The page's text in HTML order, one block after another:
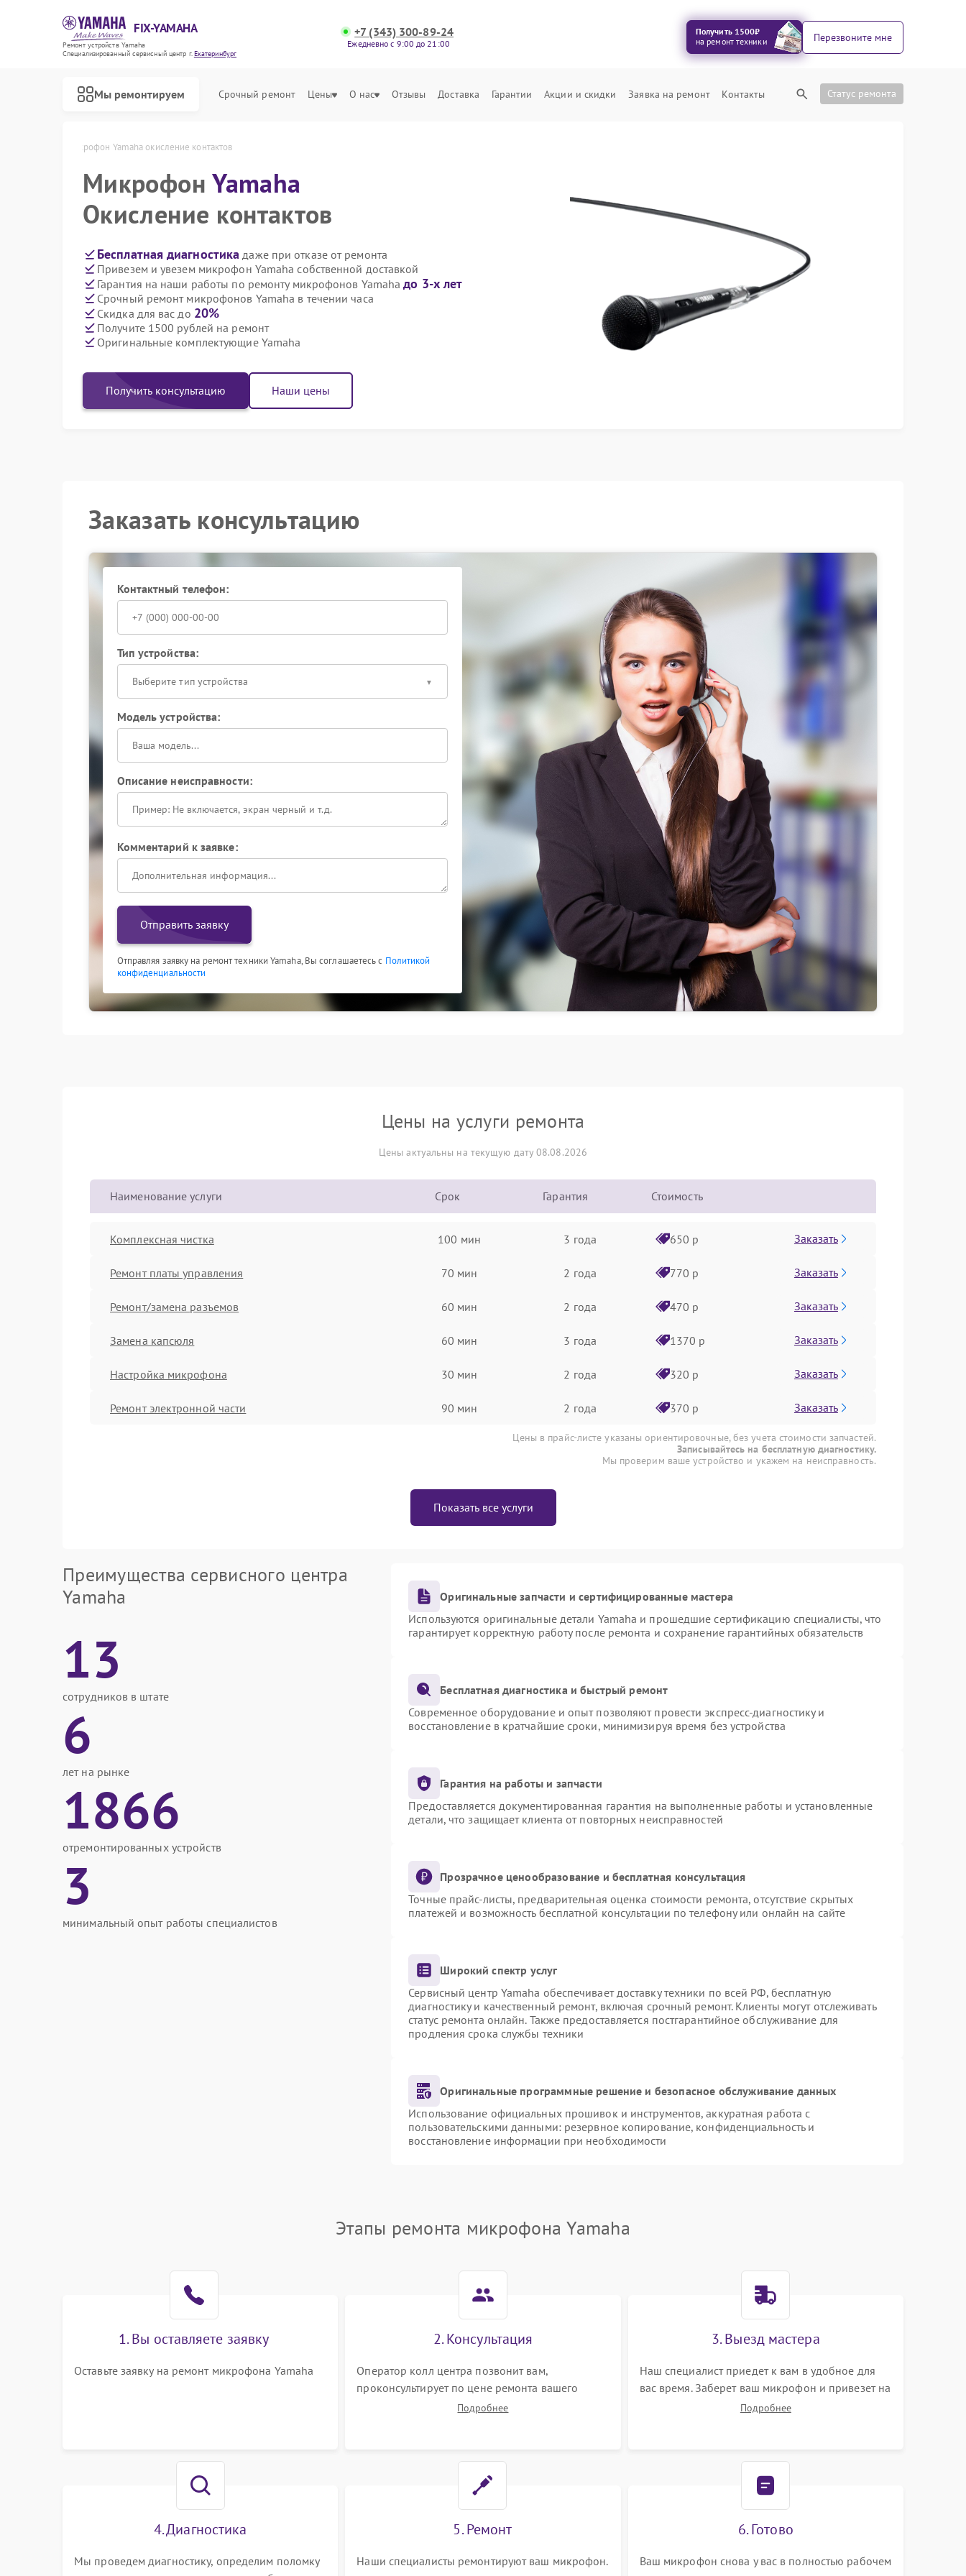
FIX-YAMAHA
Ремонт устройств Yamaha
Специализированный cервисный центр г.Екатеринбург
+7 (343) 300-89-24
Ежедневно с 9:00 до 21:00
Получить 1500₽
на ремонт техники
Перезвоните мне
Мы ремонтируем Срочный ремонт Цены О нас Отзывы Доставка Гарантии Акции и скидки Заявка на ремонт Контакты Статус ремонта
Микрофон Yamaha окисление контактов
МикрофонYamaha
Окисление контактов
Бесплатная диагностика даже при отказе от ремонта
Привезем и увезем микрофон Yamaha собственной доставкой
Гарантия на наши работы по ремонту микрофонов Yamahaдо 3-х лет
Срочный ремонт микрофонов Yamaha в течении часа
Скидка для вас до 20%
Получите 1500 рублей на ремонт
Оригинальные комплектующие Yamaha
Получить консультацию Наши цены
Заказать консультацию
Контактный телефон:
Тип устройства:
Выберите тип устройства
Модель устройства:
Описание неисправности:
Комментарий к заявке:
Отправить заявку
Отправляя заявку на ремонт техники Yamaha, Вы соглашаетесь с Политикой
конфиденциальности
Цены на услуги ремонта
Цены актуальны на текущую дату 08.08.2026
Наименование услуги Срок Гарантия Стоимость
Комплексная чистка 100 мин 3 года 650 р Заказать
Ремонт платы управления 70 мин 2 года 770 р Заказать
Ремонт/замена разъемов 60 мин 2 года 470 р Заказать
Замена капсюля 60 мин 3 года 1370 р Заказать
Настройка микрофона 30 мин 2 года 320 р Заказать
Ремонт электронной части 90 мин 2 года 370 р Заказать
Цены в прайс-листе указаны ориентировочные, без учета стоимости запчастей.
Записывайтесь на бесплатную диагностику.
Мы проверим ваше устройство и укажем на неисправность.
Показать все услуги
Преимущества сервисного центра
Yamaha
13
сотрудников в штате
6
лет на рынке
1866
отремонтированных устройств
3
минимальный опыт работы специалистов
Оригинальные запчасти и сертифицированные мастера
Используются оригинальные детали Yamaha и прошедшие сертификацию специалисты, что
гарантирует корректную работу после ремонта и сохранение гарантийных обязательств
Бесплатная диагностика и быстрый ремонт
Современное оборудование и опыт позволяют провести экспресс-диагностику и
восстановление в кратчайшие сроки, минимизируя время без устройства
Гарантия на работы и запчасти
Предоставляется документированная гарантия на выполненные работы и установленные
детали, что защищает клиента от повторных неисправностей
Прозрачное ценообразование и бесплатная консультация
Точные прайс-листы, предварительная оценка стоимости ремонта, отсутствие скрытых
платежей и возможность бесплатной консультации по телефону или онлайн на сайте
Широкий спектр услуг
Сервисный центр Yamaha обеспечивает доставку техники по всей РФ, бесплатную
диагностику и качественный ремонт, включая срочный ремонт. Клиенты могут отслеживать
статус ремонта онлайн. Также предоставляется постгарантийное обслуживание для
продления срока службы техники
Оригинальные программные решение и безопасное обслуживание данных
Использование официальных прошивок и инструментов, аккуратная работа с
пользовательскими данными: резервное копирование, конфиденциальность и
восстановление информации при необходимости
Этапы ремонта микрофона Yamaha
1. Вы оставляете заявку
Оставьте заявку на ремонт микрофона Yamaha
2. Консультация
Оператор колл центра позвонит вам,
проконсультирует по цене ремонта вашего
микрофона а также ответит на все ваши
Подробнее
3. Выезд мастера
Наш специалист приедет к вам в удобное для
вас время. Заберет ваш микрофон и привезет на
склад для диагностики.Подробнее
4. Диагностика
Мы проведем диагностику, определим поломку
5. Ремонт
Наши специалисты ремонтируют ваш микрофон.
6. Готово
Ваш микрофон снова у вас в полностью рабочем